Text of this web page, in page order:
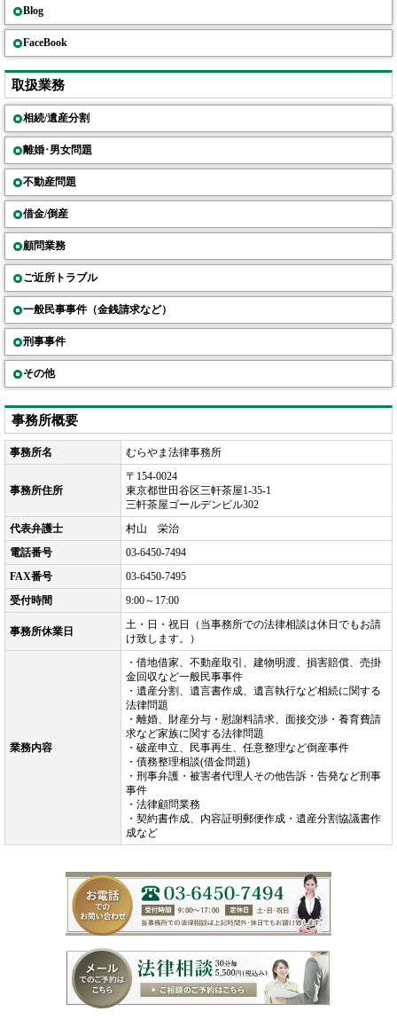
Blog
FaceBook
取扱業務
相続/遺産分割
離婚･男女問題
不動産問題
借金/倒産
顧問業務
ご近所トラブル
一般民事事件（金銭請求など）
刑事事件
その他
事務所概要
事務所名 むらやま法律事務所
事務所住所
〒154-0024
東京都世田谷区三軒茶屋1-35-1
三軒茶屋ゴールデンビル302
代表弁護士
村山 栄治
電話番号
03-6450-7494
FAX番号
03-6450-7495
受付時間
9:00～17:00
事務所休業日
土・日・祝日（当事務所での法律相談は休日でもお請
け致します。）
業務内容
・借地借家、不動産取引、建物明渡、損害賠償、売掛
金回収など一般民事事件
・遺産分割、遺言書作成、遺言執行など相続に関する
法律問題
・離婚、財産分与・慰謝料請求、面接交渉・養育費請
求など家族に関する法律問題
・破産申立、民事再生、任意整理など倒産事件
・債務整理相談(借金問題)
・刑事弁護・被害者代理人その他告訴・告発など刑事
事件
・法律顧問業務
・契約書作成、内容証明郵便作成・遺産分割協議書作
成など